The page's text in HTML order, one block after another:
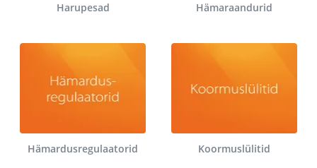
Harupesad Hämaraandurid
Hämardusregulaatorid Koormuslülitid